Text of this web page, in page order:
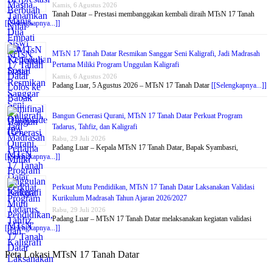
Kamis, 6 Agustus 2026
Tanah Datar – Prestasi membanggakan kembali diraih MTsN 17 Tanah
[[Selengkapnya...]]
MTsN 17 Tanah Datar Resmikan Sanggar Seni Kaligrafi, Jadi Madrasah
Pertama Miliki Program Unggulan Kaligrafi
Kamis, 6 Agustus 2026
Padang Luar, 5 Agustus 2026 – MTsN 17 Tanah Datar [[Selengkapnya...]]
Bangun Generasi Qurani, MTsN 17 Tanah Datar Perkuat Program
Tadarus, Tahfiz, dan Kaligrafi
Rabu, 29 Juli 2026
Padang Luar – Kepala MTsN 17 Tanah Datar, Bapak Syambasri,
[[Selengkapnya...]]
Perkuat Mutu Pendidikan, MTsN 17 Tanah Datar Laksanakan Validasi
Kurikulum Madrasah Tahun Ajaran 2026/2027
Rabu, 29 Juli 2026
Padang Luar – MTsN 17 Tanah Datar melaksanakan kegiatan validasi
[[Selengkapnya...]]
Peta Lokasi MTsN 17 Tanah Datar